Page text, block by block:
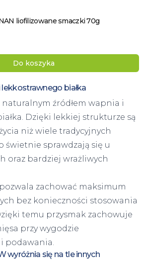
liofilizowane smaczki 70g
Do koszyka
białka
naturalnym źródłem wapnia i
Dzięki lekkiej strukturze są
niż wiele tradycyjnych
świetnie sprawdzają się u
oraz bardziej wrażliwych
zachować maksimum
bez konieczności stosowania
temu przysmak zachowuje
przy wygodzie
podawania.
wyróżnia się na tle innych